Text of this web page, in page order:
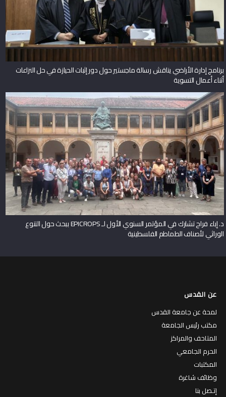
برنامج إدارة الأراضي يناقش رسالة ماجستير حول دور إثبات الحيازة في حل النزاعات
أثناء أعمال التسوية
د. إباء فراح تشارك في المؤتمر السنوي الأول لـ EPICROPS ببحث حول التنوع
الوراثي لأصناف الطماطم الفلسطينية
عن القدس
لمحة عن جامعة القدس
مكتب رئيس الجامعة
المتاحف والمراكز
الحرم الجامعي
المكتبات
وظائف شاغرة
إتـصل بنا